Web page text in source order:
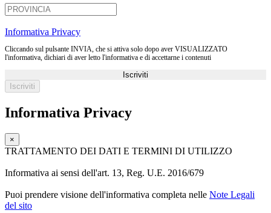
Informativa Privacy
Cliccando sul pulsante INVIA, che si attiva solo dopo aver VISUALIZZATO
l'informativa, dichiari di aver letto l'informativa e di accettarne i contenuti
Iscriviti
Informativa Privacy
×
TRATTAMENTO DEI DATI E TERMINI DI UTILIZZO
Informativa ai sensi dell'art. 13, Reg. U.E. 2016/679
Puoi prendere visione dell'informativa completa nelle Note Legali
del sito